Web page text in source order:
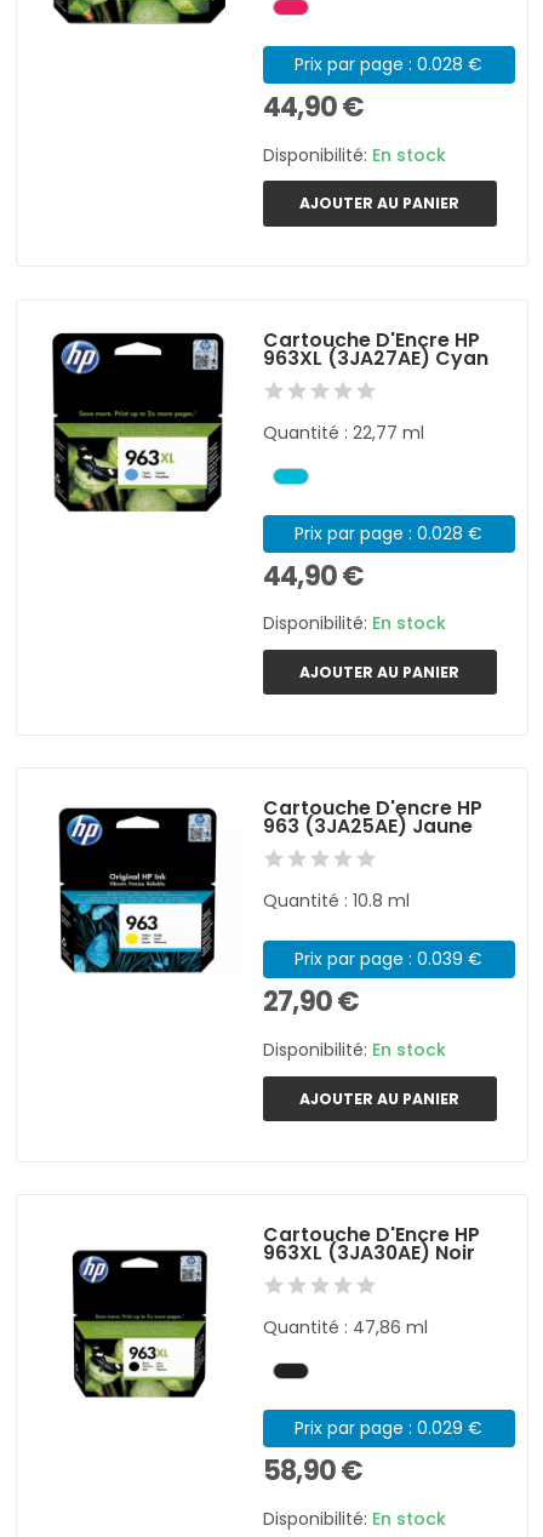
Prix par page : 0.028 €
44,90 €
Disponibilité: En stock
AJOUTER AU PANIER
Cartouche D'Encre HP
963XL (3JA27AE) Cyan
Quantité : 22,77 ml
Prix par page : 0.028 €
44,90 €
Disponibilité: En stock
AJOUTER AU PANIER
Cartouche D'encre HP
963 (3JA25AE) Jaune
Quantité : 10.8 ml
Prix par page : 0.039 €
27,90 €
Disponibilité: En stock
AJOUTER AU PANIER
Cartouche D'Encre HP
963XL (3JA30AE) Noir
Quantité : 47,86 ml
Prix par page : 0.029 €
58,90 €
Disponibilité: En stock